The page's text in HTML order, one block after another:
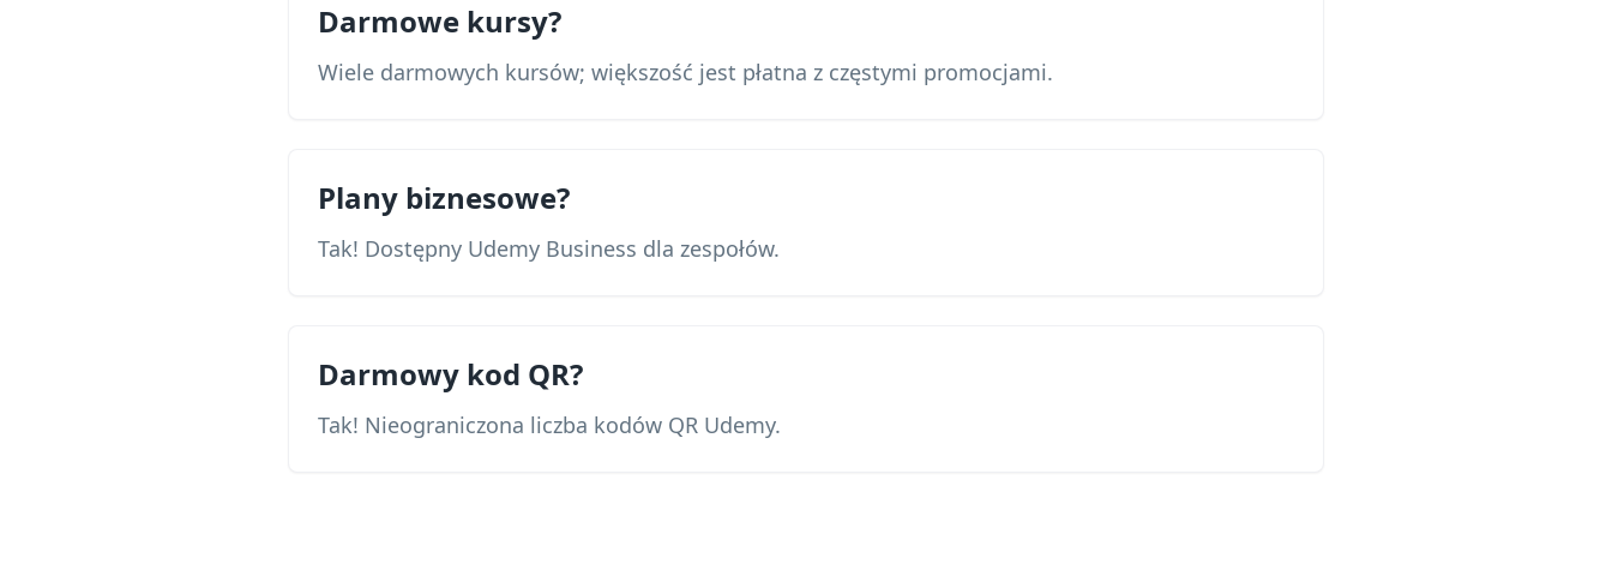
Darmowe kursy?
Wiele darmowych kursów; większość jest płatna z częstymi promocjami.
Plany biznesowe?
Tak! Dostępny Udemy Business dla zespołów.
Darmowy kod QR?
Tak! Nieograniczona liczba kodów QR Udemy.